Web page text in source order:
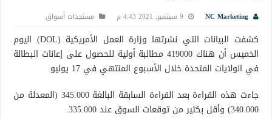
NC Marketing 9 سبتمبر, 2021 4:43 م مستجدات أسواق
كشفت البيانات التي نشرتها وزارة العمل الأمريكية (DOL) اليوم
الخميس أن هناك 419000 مطالبة أولية للحصول على إعانات البطالة
في الولايات المتحدة خلال الأسبوع المنتهي في 17 يوليو.
جاءت هذه القراءة بعد القراءة السابقة البالغة 345.000 (المعدلة من
340.000) وأقل بكثير من توقعات السوق عند 335.000.